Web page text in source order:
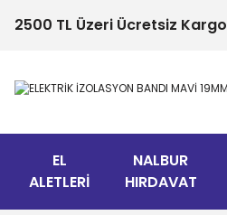
2500 TL Üzeri Ücretsiz Kargo
EL
ALETLERİ
NALBUR
HIRDAVAT